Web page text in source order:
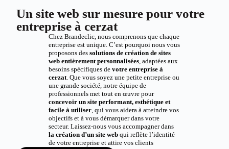
Un site web sur mesure pour votre
entreprise à cerzat
Chez Brandeclic, nous comprenons que chaque
entreprise est unique. C’est pourquoi nous vous
proposons des solutions de création de sites
web entièrement personnalisées, adaptées aux
besoins spécifiques de votre entreprise à
cerzat. Que vous soyez une petite entreprise ou
une grande société, notre équipe de
professionnels met tout en œuvre pour
concevoir un site performant, esthétique et
facile à utiliser, qui vous aidera à atteindre vos
objectifs et à vous démarquer dans votre
secteur. Laissez-nous vous accompagner dans
la création d’un site webqui reflète l’identité
de votre entreprise et attire vos clients